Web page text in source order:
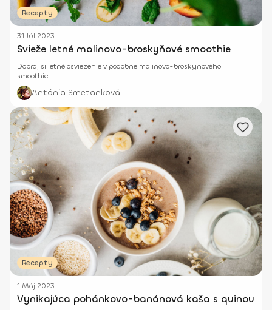
Recepty
31 Júl 2023
Svieže letné malinovo-broskyňové smoothie
Dopraj si letné osvieženie v podobne malinovo-broskyňového
smoothie.
Antónia Smetanková
Recepty
1 Máj 2023
Vynikajúca pohánkovo-banánová kaša s quinou